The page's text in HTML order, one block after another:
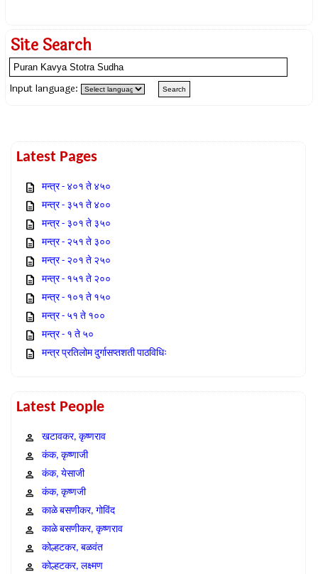
Site Search
Input language:
Latest Pages
मन्त्र - ४०१ ते ४५०
मन्त्र - ३५१ ते ४००
मन्त्र - ३०१ ते ३५०
मन्त्र - २५१ ते ३००
मन्त्र - २०१ ते २५०
मन्त्र - १५१ ते २००
मन्त्र - १०१ ते १५०
मन्त्र - ५१ ते १००
मन्त्र - १ ते ५०
मन्त्र प्रतिलोम दुर्गासप्तशती पाठविधिः
Latest People
खटावकर, कृष्णराव
कंक, कृष्णाजी
कंक, येसाजी
कंक, कृष्णजी
काळे बसणीकर, गोविंद
काळे बसणीकर, कृष्णराव
कोल्हटकर, बळवंत
कोल्हटकर, लक्ष्मण